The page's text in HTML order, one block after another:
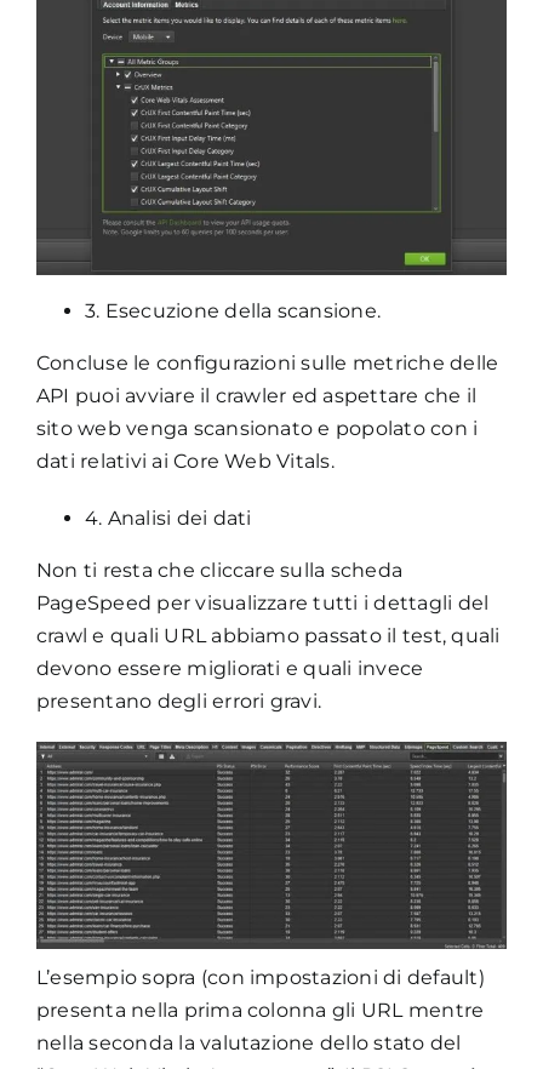
3. Esecuzione della scansione.
Concluse le configurazioni sulle metriche delle
API puoi avviare il crawler ed aspettare che il
sito web venga scansionato e popolato con i
dati relativi ai Core Web Vitals.
4. Analisi dei dati
Non ti resta che cliccare sulla scheda
PageSpeed per visualizzare tutti i dettagli del
crawl e quali URL abbiamo passato il test, quali
devono essere migliorati e quali invece
presentano degli errori gravi.
L’esempio sopra (con impostazioni di default)
presenta nella prima colonna gli URL mentre
nella seconda la valutazione dello stato del